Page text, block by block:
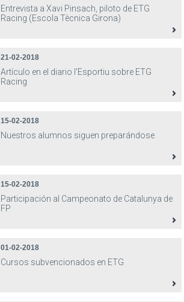
Entrevista a Xavi Pinsach, piloto de ETG
Racing (Escola Tècnica Girona)
21-02-2018
Artículo en el diario l'Esportiu sobre ETG
Racing
15-02-2018
Nuestros alumnos siguen preparándose
15-02-2018
Participación al Campeonato de Catalunya de
FP
01-02-2018
Cursos subvencionados en ETG